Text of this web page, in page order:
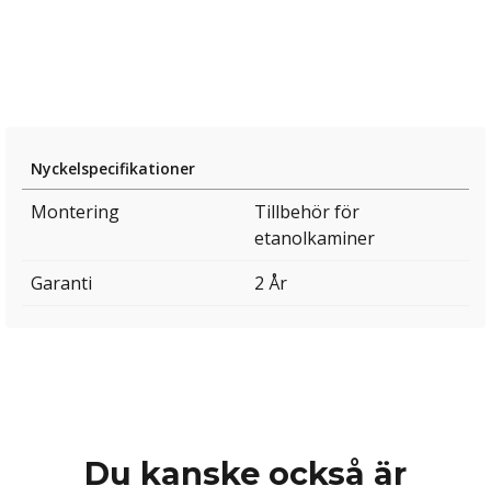
Nyckelspecifikationer
Montering
Tillbehör för
etanolkaminer
Garanti
2 År
Du kanske också är